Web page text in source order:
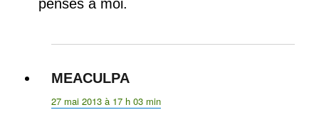
penses à moi.
MEACULPAdit :
27 mai 2013 à 17 h 03 min